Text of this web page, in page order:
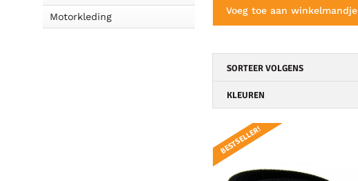
Motorkleding
Voeg toe aan winkelmandje Voeg toe aan winkelmandje
SORTEER VOLGENS
KLEUREN
BESTSELLER!